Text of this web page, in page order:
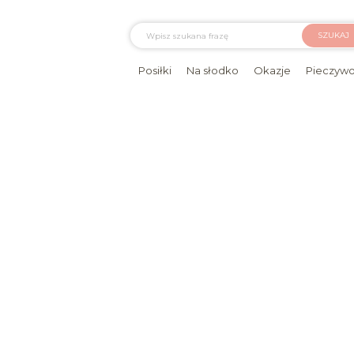
SZUKAJ
Posiłki Na słodko Okazje